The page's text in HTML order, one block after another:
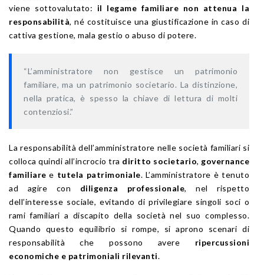
viene sottovalutato: il legame familiare non attenua la
responsabilità, né costituisce una giustificazione in caso di
cattiva gestione, mala gestio o abuso di potere.
“L’amministratore non gestisce un patrimonio
familiare, ma un patrimonio societario. La distinzione,
nella pratica, è spesso la chiave di lettura di molti
contenziosi.”
La responsabilità dell’amministratore nelle società familiari si
colloca quindi all’incrocio tra diritto societario, governance
familiare e tutela patrimoniale. L’amministratore è tenuto
ad agire con diligenza professionale, nel rispetto
dell’interesse sociale, evitando di privilegiare singoli soci o
rami familiari a discapito della società nel suo complesso.
Quando questo equilibrio si rompe, si aprono scenari di
responsabilità che possono avere ripercussioni
economiche e patrimoniali rilevanti.